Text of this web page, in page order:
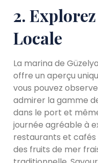
2.
Locale
La marina de
offre un aperçu
vous pouvez
admirer la gamme
dans le port et
journée agréable à
restaurants et
des fruits de mer